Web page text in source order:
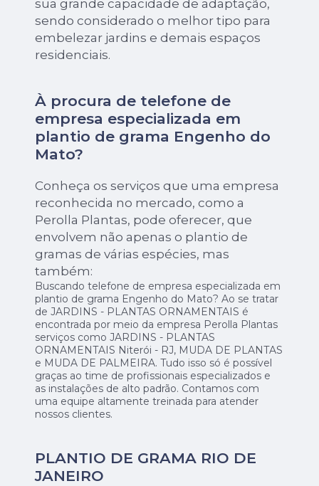
sua grande capacidade de adaptação,
sendo considerado o melhor tipo para
embelezar jardins e demais espaços
residenciais.
À procura de telefone de
empresa especializada em
plantio de grama Engenho do
Mato?
Conheça os serviços que uma empresa
reconhecida no mercado, como a
Perolla Plantas, pode oferecer, que
envolvem não apenas o plantio de
gramas de várias espécies, mas
também:
Buscando telefone de empresa especializada em
plantio de grama Engenho do Mato? Ao se tratar
de JARDINS - PLANTAS ORNAMENTAIS é
encontrada por meio da empresa Perolla Plantas
serviços como JARDINS - PLANTAS
ORNAMENTAIS Niterói - RJ, MUDA DE PLANTAS
e MUDA DE PALMEIRA. Tudo isso só é possível
graças ao time de profissionais especializados e
as instalações de alto padrão. Contamos com
uma equipe altamente treinada para atender
nossos clientes.
PLANTIO DE GRAMA RIO DE
JANEIRO